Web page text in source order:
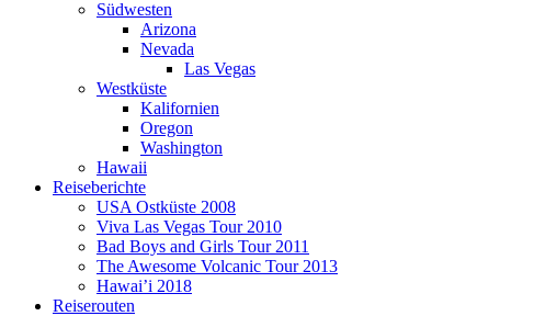
Südwesten
Arizona
Nevada
Las Vegas
Westküste
Kalifornien
Oregon
Washington
Hawaii
Reiseberichte
USA Ostküste 2008
Viva Las Vegas Tour 2010
Bad Boys and Girls Tour 2011
The Awesome Volcanic Tour 2013
Hawai’i 2018
Reiserouten